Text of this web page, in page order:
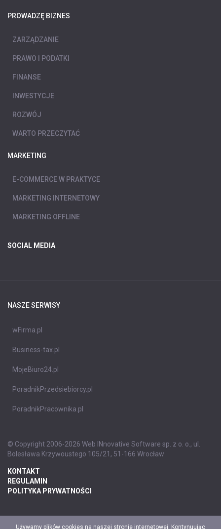
PROWADZĘ BIZNES
ZARZĄDZANIE
PRAWO I PODATKI
FINANSE
INWESTYCJE
ROZWÓJ
WARTO PRZECZYTAĆ
MARKETING
E-COMMERCE W PRAKTYCE
MARKETING INTERNETOWY
MARKETING OFFLINE
SOCIAL MEDIA
NASZE SERWISY
wFirma.pl
Business-tax.pl
MojeBiuro24.pl
PoradnikPrzedsiebiorcy.pl
PoradnikPracownika.pl
© Copyright 2006-2026 Web INnovative Software sp. z o. o., ul.
Bolesława Krzywoustego 105/21, 51-166 Wrocław
KONTAKT
REGULAMIN
POLITYKA PRYWATNOŚCI
Używamy plików cookies na naszej stronie internetowej. Kontynuując